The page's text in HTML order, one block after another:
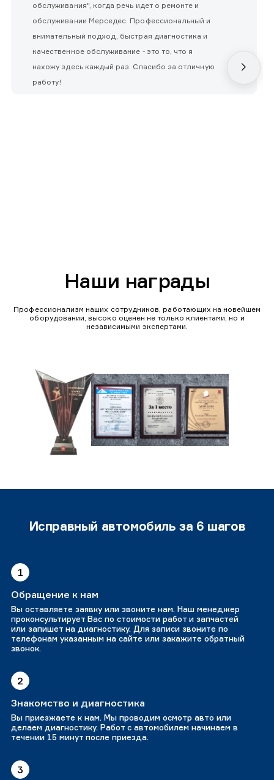
обслуживания", когда речь идет о ремонте и
обслуживании Мерседес. Профессиональный и
внимательный подход, быстрая диагностика и
качественное обслуживание - это то, что я
нахожу здесь каждый раз. Спасибо за отличную
работу!
Наши награды
Профессионализм наших сотрудников, работающих на новейшем
оборудовании, высоко оценен не только клиентами, но и
независимыми экспертами.
Исправный автомобиль за 6 шагов
1
Обращение к нам
Вы оставляете заявку или звоните нам. Наш менеджер
проконсультирует Вас по стоимости работ и запчастей
или запишет на диагностику. Для записи звоните по
телефонам указанным на сайте или закажите обратный
звонок.
2
Знакомство и диагностика
Вы приезжаете к нам. Мы проводим осмотр авто или
делаем диагностику. Работ с автомобилем начинаем в
течении 15 минут после приезда.
3